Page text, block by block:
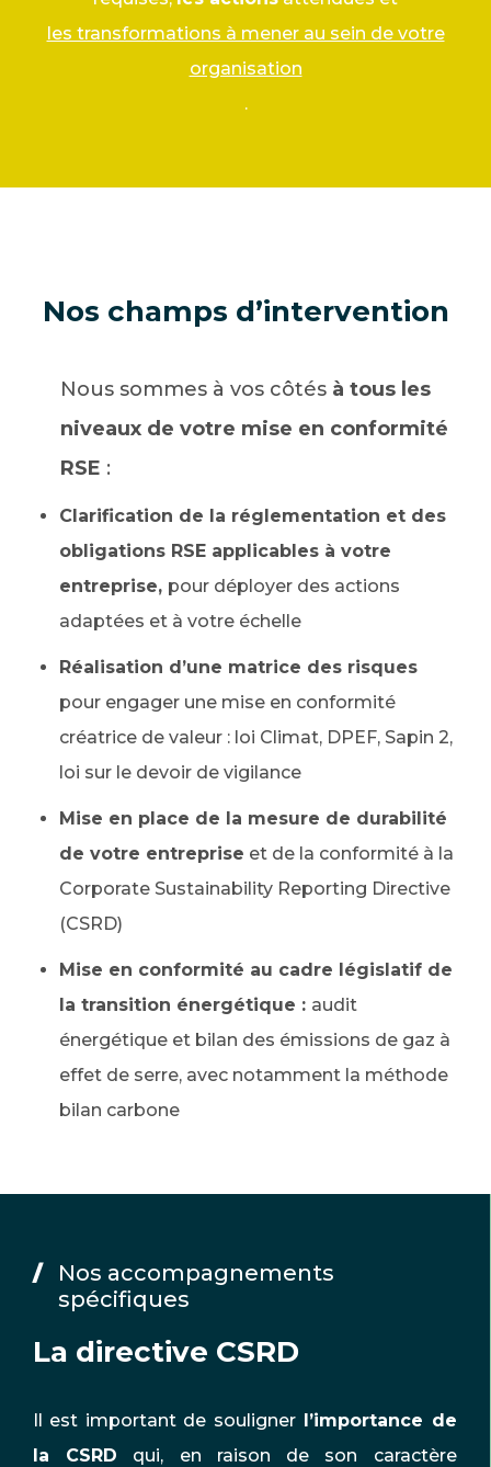
les transformations à mener au sein de votre
organisation
.
Nos champs d’intervention
Nous sommes à vos côtés à tous les
niveaux de votre mise en conformité
RSE :
Clarification de la réglementation et des
obligations RSE applicables à votre
entreprise, pour déployer des actions
adaptées et à votre échelle
Réalisation d’une matrice des risques
pour engager une mise en conformité
créatrice de valeur : loi Climat, DPEF, Sapin 2,
loi sur le devoir de vigilance
Mise en place de la mesure de durabilité
de votre entreprise et de la conformité à la
Corporate Sustainability Reporting Directive
(CSRD)
Mise en conformité au cadre législatif de
la transition énergétique : audit
énergétique et bilan des émissions de gaz à
effet de serre, avec notamment la méthode
bilan carbone
Nos accompagnements
spécifiques
La directive CSRD
Il est important de soulignerl’importance de
la CSRD qui, en raison de son caractère